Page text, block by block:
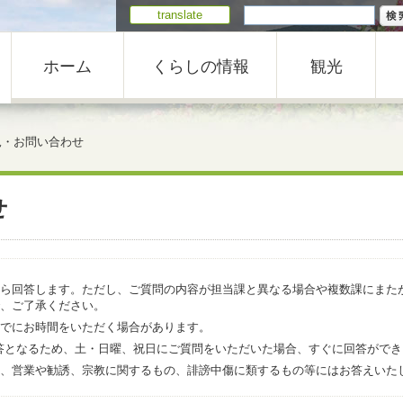
translate
ホーム くらしの情報 観光
お問い合わせ
回答します。ただし、ご質問の内容が担当課と異なる場合や複数課にま
ご了承ください。
にお時間をいただく場合があります。
なるため、土・日曜、祝日にご質問をいただいた場合、すぐに回答がで
営業や勧誘、宗教に関するもの、誹謗中傷に類するもの等にはお答えい